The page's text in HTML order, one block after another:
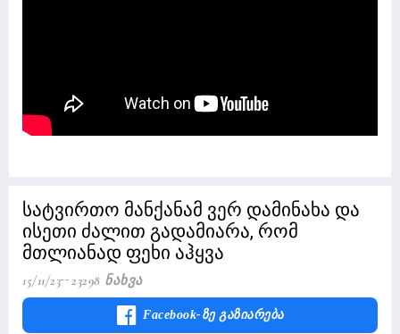
სატვირთო მანქანამ ვერ დამინახა და
ისეთი ძალით გადამიარა, რომ
მთლიანად ფეხი აჰყვა
15/11/23 23298 Ნახვა
Facebook-Ზე Გაზიარება